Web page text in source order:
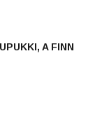
A FINN